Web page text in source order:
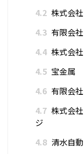
4.2 株式会
4.3 有限会
4.4 株式会
4.5 宝金属
4.6 有限会
4.7 株式会
ジ
4.8 清水自